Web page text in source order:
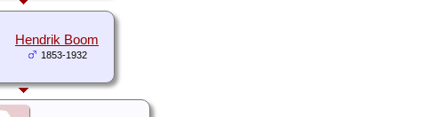
Hendrik Boom
1853-1932